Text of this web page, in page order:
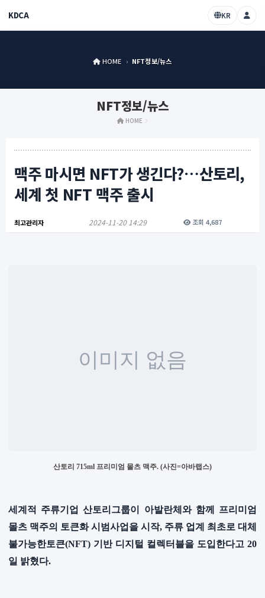
KDCA KR
HOME › NFT정보/뉴스
NFT정보/뉴스
HOME
맥주 마시면 NFT가 생긴다?…산토리,
세계 첫 NFT 맥주 출시
최고관리자 2024-11-20 14:29 조회 4,687
산토리 715ml 프리미엄 몰츠 맥주. (사진=아바랩스)
세계적 주류기업 산토리그룹이 아발란체와 함께 프리미엄
몰츠 맥주의 토큰화 시범사업을 시작, 주류 업계 최초로 대체
불가능한토큰(NFT) 기반 디지털 컬렉터블을 도입한다고 20
일 밝혔다.